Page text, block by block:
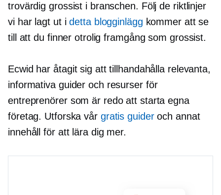
trovärdig grossist i branschen. Följ de riktlinjer
vi har lagt ut idetta blogginlägg kommer att se
till att du finner otrolig framgång som grossist.
Ecwid har åtagit sig att tillhandahålla relevanta,
informativa guider och resurser för
entreprenörer som är redo att starta egna
företag. Utforska vår gratis guideroch annat
innehåll för att lära dig mer.